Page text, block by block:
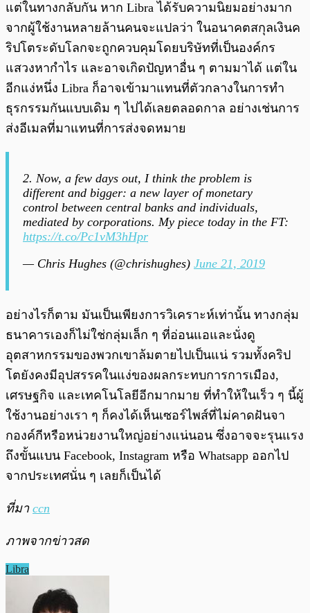
แต่ในทางกลับกัน หาก Libra ได้รับความนิยมอย่างมาก
จากผู้ใช้งานหลายล้านคนจะแปลว่า ในอนาคตสกุลเงินค
ริปโตระดับโลกจะถูกควบคุมโดยบริษัทที่เป็นองค์กร
แสวงหากำไร และอาจเกิดปัญหาอื่น ๆ ตามมาได้ แต่ใน
อีกแง่หนึ่ง Libra ก็อาจเข้ามาแทนที่ตัวกลางในการทำ
ธุรกรรมกันแบบเดิม ๆ ไปได้เลยตลอดกาล อย่างเช่นการ
ส่งอีเมลที่มาแทนที่การส่งจดหมาย
2. Now, a few days out, I think the problem is
different and bigger: a new layer of monetary
control between central banks and individuals,
mediated by corporations. My piece today in the FT:
https://t.co/Pc1vM3hHpr
— Chris Hughes (@chrishughes) June 21, 2019
อย่างไรก็ตาม มันเป็นเพียงการวิเคราะห์เท่านั้น ทางกลุ่ม
ธนาคารเองก็ไม่ใช่กลุ่มเล็ก ๆ ที่อ่อนแอและนั่งดู
อุตสาหกรรมของพวกเขาล้มตายไปเป็นแน่ รวมทั้งคริป
โตยังคงมีอุปสรรคในแง่ของผลกระทบการการเมือง,
เศรษฐกิจ และเทคโนโลยีอีกมากมาย ที่ทำให้ในเร็ว ๆ นี้ผู้
ใช้งานอย่างเรา ๆ ก็คงได้เห็นเซอร์ไพส์ที่ไม่คาดฝันจา
กองค์กีหรือหน่วยงานใหญ่อย่างแน่นอน ซึ่งอาจจะรุนแรง
ถึงขั้นแบน Facebook, Instagram หรือ Whatsapp ออกไป
จากประเทศนั่น ๆ เลยก็เป็นได้
ที่มา ccn
ภาพจากข่าวสด
Libra